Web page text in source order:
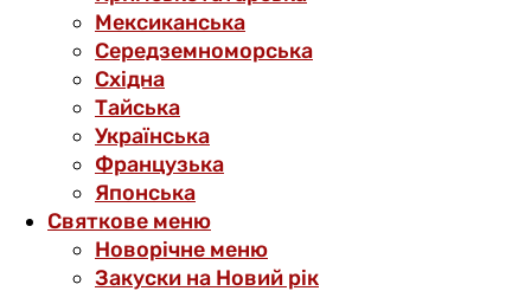
Мексиканська
Середземноморська
Східна
Тайська
Українська
Французька
Японська
Святкове меню
Новорічне меню
Закуски на Новий рік